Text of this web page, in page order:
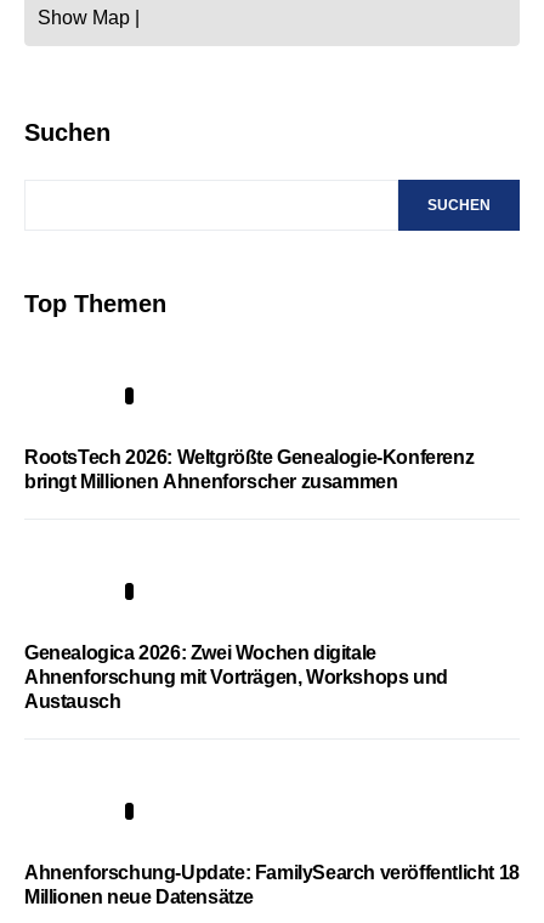
Show Map
Suchen
SUCHEN
Top Themen
RootsTech 2026: Weltgrößte Genealogie-Konferenz
bringt Millionen Ahnenforscher zusammen
Genealogica 2026: Zwei Wochen digitale
Ahnenforschung mit Vorträgen, Workshops und
Austausch
Ahnenforschung-Update: FamilySearch veröffentlicht 18
Millionen neue Datensätze